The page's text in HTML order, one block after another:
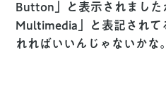
Button」と表示されました
Multimedia」と表記されて
れればいいんじゃないかな。